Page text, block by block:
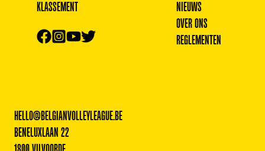
KLASSEMENT
NIEUWS
OVER ONS
REGLEMENTEN
HELLO@BELGIANVOLLEYLEAGUE.BE
BENELUXLAAN 22
1800 VILVOORDE